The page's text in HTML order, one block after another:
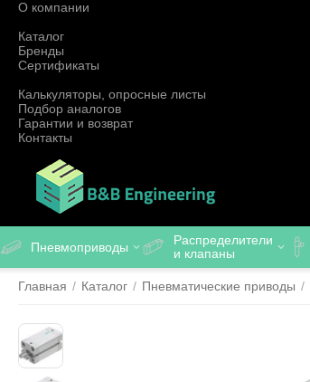
О компании
Каталог
Бренды
Сертификаты
Калькуляторы, опросные листы
Подбор аналогов
Гарантии и возврат
Контакты
Пневмоприводы
Распределители
и клапаны
Главная / Каталог / Пневматические приводы /